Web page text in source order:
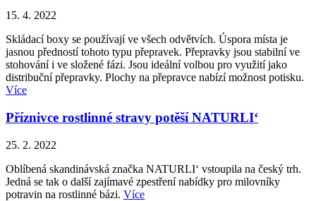
15. 4. 2022
Skládací boxy se používají ve všech odvětvích. Úspora místa je
jasnou předností tohoto typu přepravek. Přepravky jsou stabilní ve
stohování i ve složené fázi. Jsou ideální volbou pro využití jako
distribuční přepravky. Plochy na přepravce nabízí možnost potisku.
Více
Příznivce rostlinné stravy potěší NATURLI‘
25. 2. 2022
Oblíbená skandinávská značka NATURLI‘ vstoupila na český trh.
Jedná se tak o další zajímavé zpestření nabídky pro milovníky
potravin na rostlinné bázi. Více